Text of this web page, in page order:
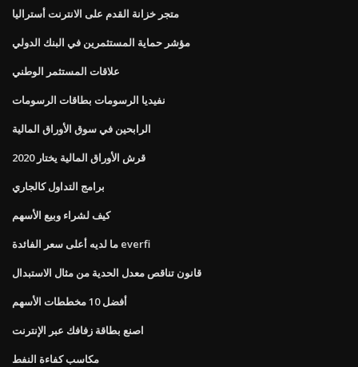
متجر خزانة القدم على الانترنت أستراليا
مؤشر حماية المستثمرين في البنك الدولي
علاقات المستثمر الوطني
نفيديا الرسومات بطاقات الرسومات
الرابحين في سوق الأوراق المالية
قرش الأوراق المالية يختار 2020
برامج التداول كالجاري
كيف لشراء وبيع الأسهم
ما لديه أعلى سعر الفائدة everfi
قانون تناقص معدل الحدية من مثال الاستبدال
أفضل 10 مخططات الأسهم
اصنع بطاقة زفافك عبر الإنترنت
مكاسب كفاءة النفط